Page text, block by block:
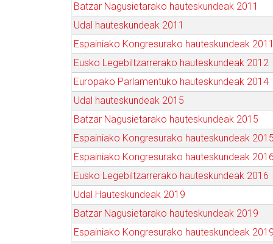
Batzar Nagusietarako hauteskundeak 2011
Udal hauteskundeak 2011
Espainiako Kongresurako hauteskundeak 2011
Eusko Legebiltzarrerako hauteskundeak 2012
Europako Parlamentuko hauteskundeak 2014
Udal hauteskundeak 2015
Batzar Nagusietarako hauteskundeak 2015
Espainiako Kongresurako hauteskundeak 2015
Espainiako Kongresurako hauteskundeak 2016
Eusko Legebiltzarrerako hauteskundeak 2016
Udal Hauteskundeak 2019
Batzar Nagusietarako hauteskundeak 2019
Espainiako Kongresurako hauteskundeak 2019